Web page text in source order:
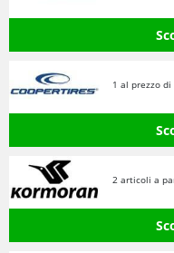
1 al prezzo di
2 articoli a